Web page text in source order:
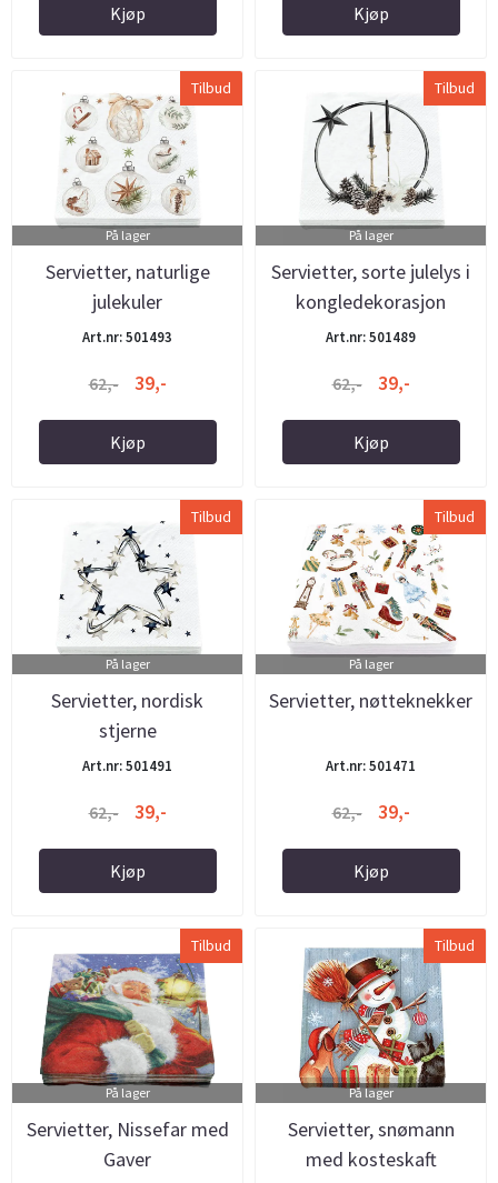
Kjøp Kjøp
Tilbud
På lager
Servietter, naturlige
julekuler
Art.nr: 501493
62,- 39,-
Kjøp
Tilbud
På lager
Servietter, sorte julelys i
kongledekorasjon
Art.nr: 501489
62,- 39,-
Kjøp
Tilbud
På lager
Servietter, nordisk
stjerne
Art.nr: 501491
62,- 39,-
Kjøp
Tilbud
På lager
Servietter, nøtteknekker
Art.nr: 501471
62,- 39,-
Kjøp
Tilbud
På lager
Servietter, Nissefar med
Gaver
Tilbud
På lager
Servietter, snømann
med kosteskaft